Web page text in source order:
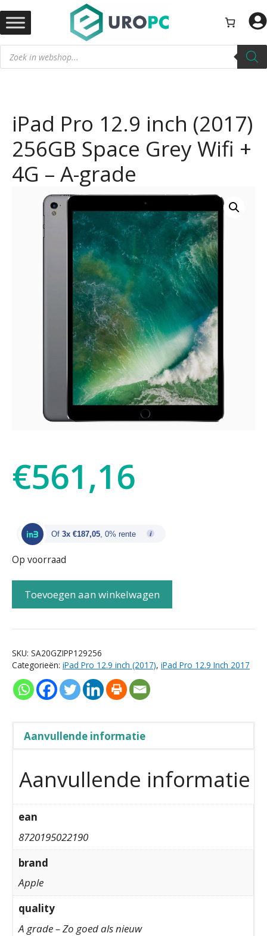
naar
de
inhoud
Producten
zoeken
iPad Pro 12.9 inch (2017)
256GB Space Grey Wifi +
4G – A-grade
€561,16
Of 3x €187,05, 0% rente
Op voorraad
Toevoegen aan winkelwagen
SKU: SA20GZIPP129256
Categorieën: iPad Pro 12.9 inch (2017), iPad Pro 12.9 Inch 2017
Aanvullende informatie
Aanvullende informatie
ean
8720195022190
brand
Apple
quality
A grade – Zo goed als nieuw